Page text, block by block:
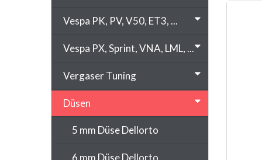
Vespa PK, PV, V50, ET3, ...
Vespa PX, Sprint, VNA, LML, ...
Vergaser Tuning
Düsen
5 mm Düse Dellorto
6 mm Düse Dellorto